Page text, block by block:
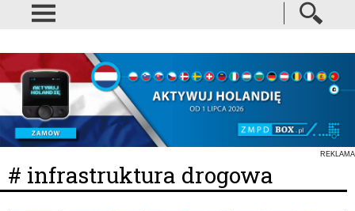
REKLAMA
# infrastruktura drogowa